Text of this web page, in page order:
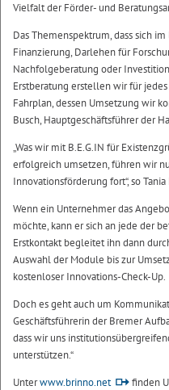
Vielfalt der Förder- und
Das Themenspektrum, dass sich
Finanzierung, Darlehen für
Nachfolgeberatung oder
Erstberatung erstellen wir für
Fahrplan, dessen Umsetzung wir
Busch, Hauptgeschäftsführer der
„Was wir mit B.E.G.IN für
erfolgreich umsetzen, führen wir
Innovationsförderung fort“, so
Wenn ein Unternehmer das
möchte, kann er sich an jede der
Erstkontakt begleitet ihn dann
Auswahl der Module bis zur
kostenloser Innovations-Check-Up.
Doch es geht auch um
Geschäftsführerin der Bremer
dass wir uns
unterstützen.“
Unterwww.brinno.net
finden